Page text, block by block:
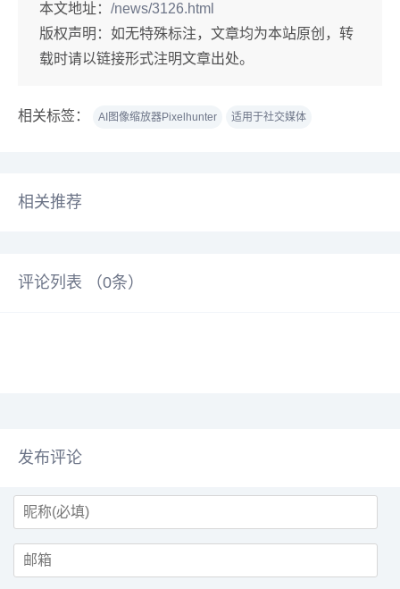
本文地址： /news/3126.html
版权声明： 如无特殊标注，文章均为本站原创，转
载时请以链接形式注明文章出处。
相关标签： AI图像缩放器Pixelhunter 适用于社交媒体
相关推荐
评论列表 （0条）
发布评论